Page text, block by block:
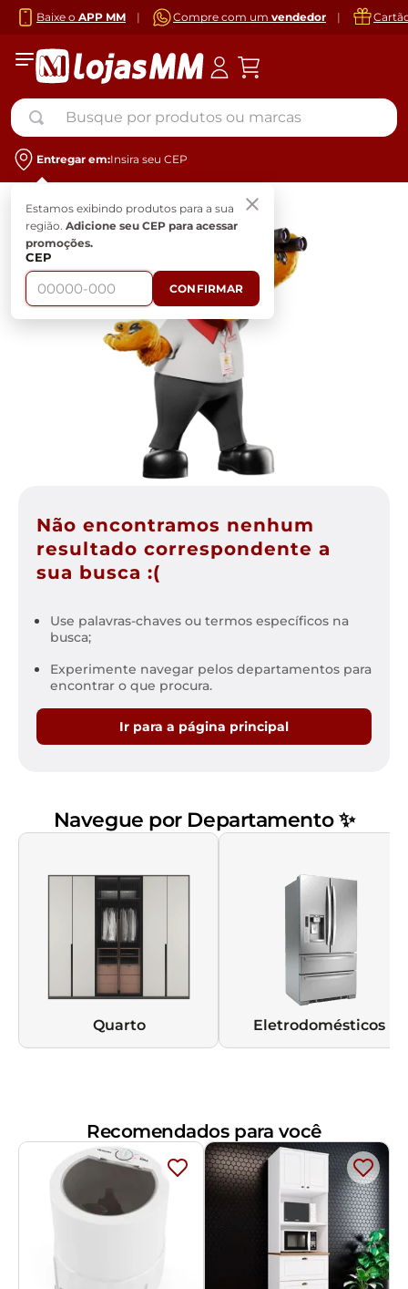
Baixe o APP MM | Compre com um vendedor |
Busque por produtos ou marcas
Entregar em:Insira seu CEP
Estamos exibindo produtos para a sua
região. Adicione seu CEP para acessar
promoções.
CEP
CONFIRMAR
Não encontramos nenhum
resultado correspondente a
sua busca :(
Use palavras-chaves ou termos específicos na
busca;
Experimente navegar pelos departamentos para
encontrar o que procura.
Ir para a página principal
Navegue por Departamento ✨
Quarto Eletrodomésticos
Recomendados para você